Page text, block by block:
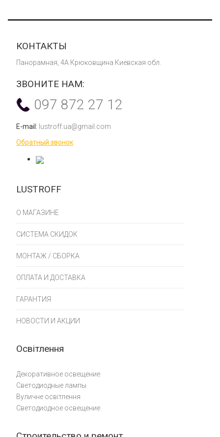
LUSTROFF
О МАГАЗИНЕ
СИСТЕМА СКИДОК
МОНТАЖ / СБОРКА
ОПЛАТА И ДОСТАВКА
ГАРАНТИЯ
НОВОСТИ И АКЦИИ
Освітлення
Декоративное освещение
Светодиодные лампы
Вуличне освітлення
Светодиодное освещение
КОНТАКТЫ
Панорамная, 4А Крюковщина Киевская обл.
ЗВОНИТЕ НАМ:
097 872 27 12
E-mail: lustroff.ua@gmail.com
Обратный звонок